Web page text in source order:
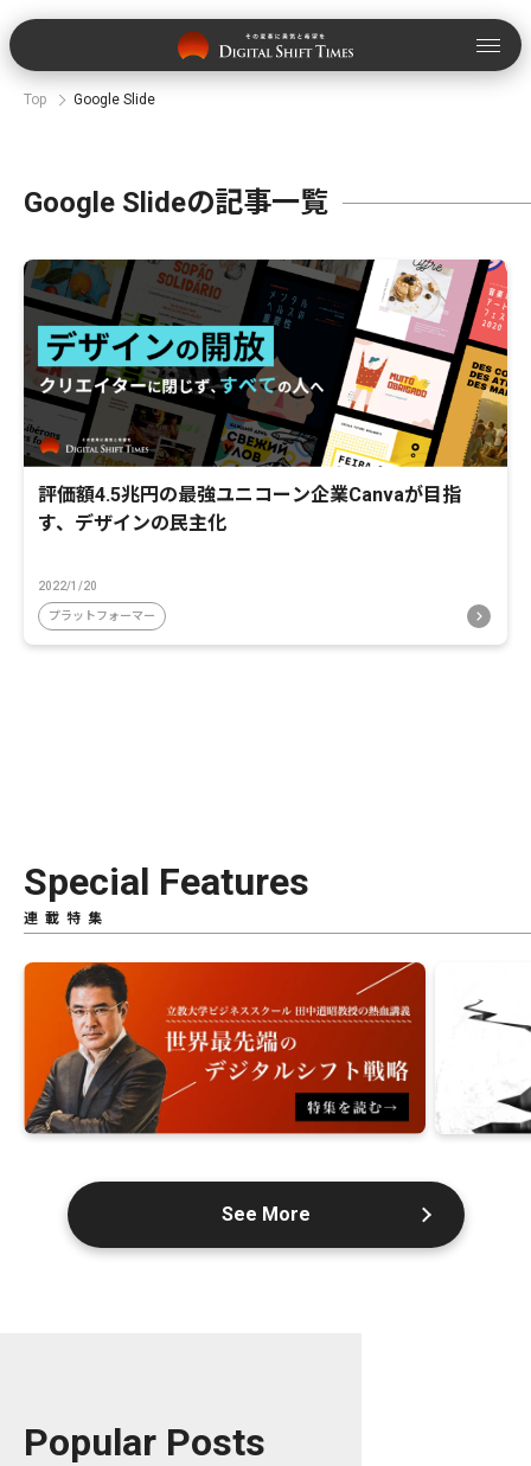
Top Google Slide
Google Slideの記事一覧
評価額4.5兆円の最強ユニコーン企業Canvaが目指
す、デザインの民主化
2022/1/20
プラットフォーマー
Special Features
連載特集
See More
Popular Posts